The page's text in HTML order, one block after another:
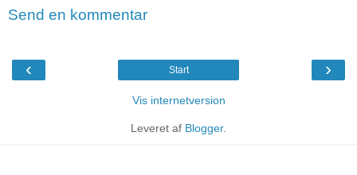
Send en kommentar
‹ ›
Start
Vis internetversion
Leveret af Blogger.